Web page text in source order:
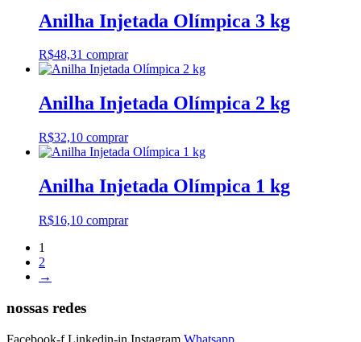
Anilha Injetada Olímpica 3 kg
R$48,31 comprar
Anilha Injetada Olímpica 2 kg
R$32,10 comprar
Anilha Injetada Olímpica 1 kg
R$16,10 comprar
1
2
→
nossas redes
Facebook-f Linkedin-in Instagram Whatsapp